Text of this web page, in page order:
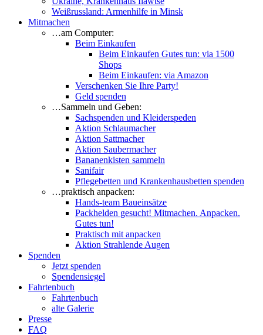
Weißrussland: Armenhilfe in Minsk
Mitmachen
…am Computer:
Beim Einkaufen
Beim Einkaufen Gutes tun: via 1500
Shops
Beim Einkaufen: via Amazon
Verschenken Sie Ihre Party!
Geld spenden
…Sammeln und Geben:
Sachspenden und Kleiderspeden
Aktion Schlaumacher
Aktion Sattmacher
Aktion Saubermacher
Bananenkisten sammeln
Sanifair
Pflegebetten und Krankenhausbetten spenden
…praktisch anpacken:
Hands-team Baueinsätze
Packhelden gesucht! Mitmachen. Anpacken.
Gutes tun!
Praktisch mit anpacken
Aktion Strahlende Augen
Spenden
Jetzt spenden
Spendensiegel
Fahrtenbuch
Fahrtenbuch
alte Galerie
Presse
FAQ